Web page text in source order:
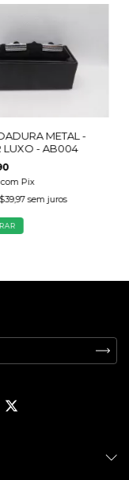
METAL -
LUXO - AB004
com Pix
sem juros